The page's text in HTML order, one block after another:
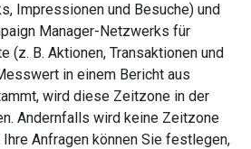
Impressionen und Besuche) und
Manager-Netzwerks für
(z. B. Aktionen, Transaktionen und
in einem Bericht aus
wird diese Zeitzone in der
Andernfalls wird keine Zeitzone
Anfragen können Sie festlegen,